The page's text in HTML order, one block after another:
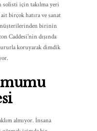
solisti için takılma yeri
birçok hatıra ve sanat
birinin
Caddesi'nin dışında
koruyarak dimdik
almıyor. İnsana